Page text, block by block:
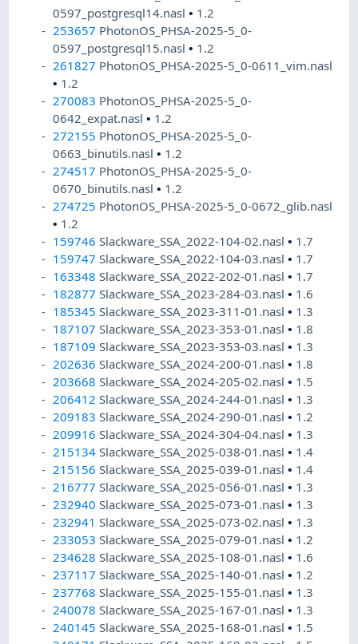
0597_postgresql14.nasl• 1.2
253657 PhotonOS_PHSA-2025-5_0-
0597_postgresql15.nasl• 1.2
261827 PhotonOS_PHSA-2025-5_0-0611_vim.nasl
• 1.2
270083 PhotonOS_PHSA-2025-5_0-
0642_expat.nasl• 1.2
272155 PhotonOS_PHSA-2025-5_0-
0663_binutils.nasl• 1.2
274517 PhotonOS_PHSA-2025-5_0-
0670_binutils.nasl• 1.2
274725 PhotonOS_PHSA-2025-5_0-0672_glib.nasl
• 1.2
159746 Slackware_SSA_2022-104-02.nasl• 1.7
159747 Slackware_SSA_2022-104-03.nasl• 1.7
163348 Slackware_SSA_2022-202-01.nasl• 1.7
182877 Slackware_SSA_2023-284-03.nasl• 1.6
185345 Slackware_SSA_2023-311-01.nasl• 1.3
187107 Slackware_SSA_2023-353-01.nasl• 1.8
187109 Slackware_SSA_2023-353-03.nasl• 1.3
202636 Slackware_SSA_2024-200-01.nasl• 1.8
203668 Slackware_SSA_2024-205-02.nasl• 1.5
206412 Slackware_SSA_2024-244-01.nasl• 1.3
209183 Slackware_SSA_2024-290-01.nasl• 1.2
209916 Slackware_SSA_2024-304-04.nasl• 1.3
215134 Slackware_SSA_2025-038-01.nasl• 1.4
215156 Slackware_SSA_2025-039-01.nasl• 1.4
216777 Slackware_SSA_2025-056-01.nasl• 1.3
232940 Slackware_SSA_2025-073-01.nasl• 1.3
232941 Slackware_SSA_2025-073-02.nasl• 1.3
233053 Slackware_SSA_2025-079-01.nasl• 1.2
234628 Slackware_SSA_2025-108-01.nasl• 1.6
237117 Slackware_SSA_2025-140-01.nasl• 1.2
237768 Slackware_SSA_2025-155-01.nasl• 1.3
240078 Slackware_SSA_2025-167-01.nasl• 1.3
240145 Slackware_SSA_2025-168-01.nasl• 1.5